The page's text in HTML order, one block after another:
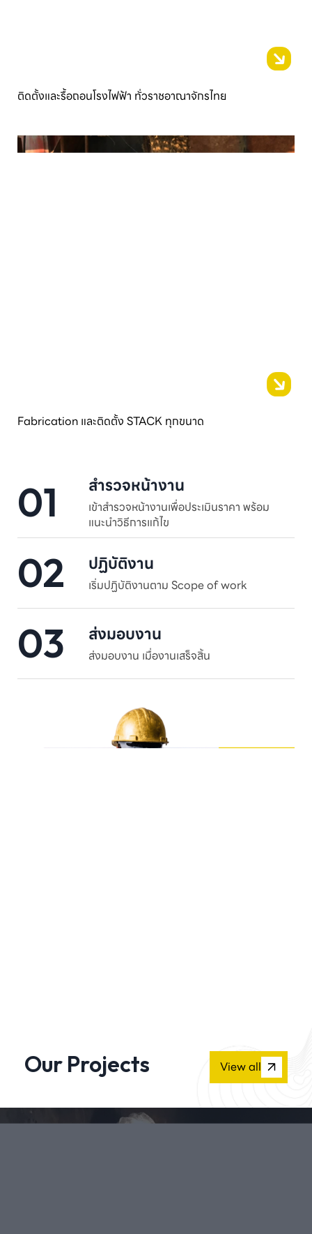
ติดตั้งและรื้อถอนโรงไฟฟ้า ทั่วราชอาณาจักรไทย
Fabrication และติดตั้ง STACK ทุกขนาด
01 สำรวจหน้างาน
เข้าสำรวจหน้างานเพื่อประเมินราคา พร้อม
แนะนำวิธีการแก้ไข
02 ปฏิบัติงาน
เริ่มปฏิบัติงานตาม Scope of work
03 ส่งมอบงาน
ส่งมอบงาน เมื่องานเสร็จสิ้น
Our Projects View all